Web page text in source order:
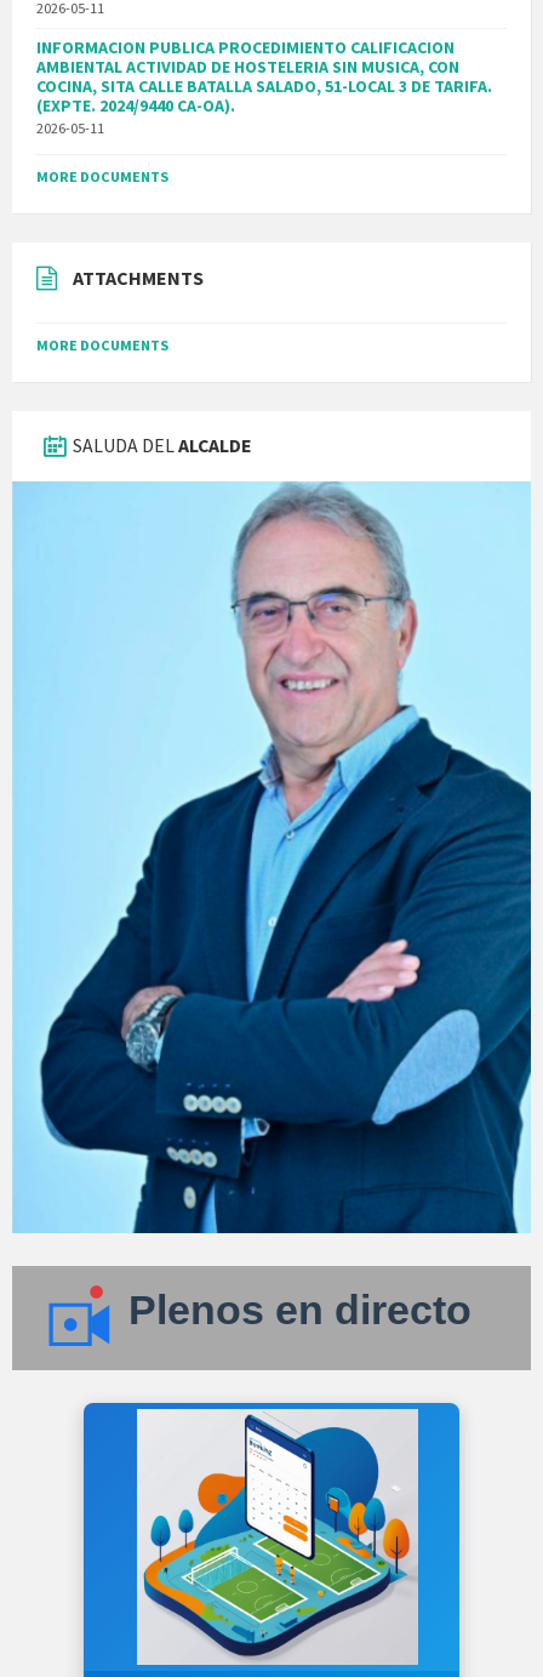
2026-05-11
INFORMACION PUBLICA PROCEDIMIENTO CALIFICACION
AMBIENTAL ACTIVIDAD DE HOSTELERIA SIN MUSICA, CON
COCINA, SITA CALLE BATALLA SALADO, 51-LOCAL 3 DE TARIFA.
(EXPTE. 2024/9440 CA-OA).
2026-05-11
MORE DOCUMENTS
ATTACHMENTS
MORE DOCUMENTS
SALUDA DEL ALCALDE
Plenos en directo